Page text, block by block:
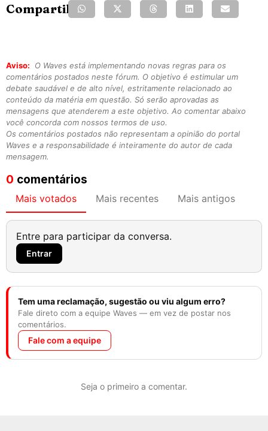
Compartilhe:
Aviso:
O Waves está implementando novas regras para os
comentários postados neste fórum. O objetivo é estimular um
debate saudável e de alto nível, estritamente relacionado ao
conteúdo da matéria em questão. Só serão aprovadas as
mensagens que atenderem a este objetivo. Ao comentar abaixo
você concorda com nossos termos de uso.
Os comentários postados não representam a opinião do portal
Waves e a responsabilidade é inteiramente do autor de cada
mensagem.
0 comentários
Mais votados Mais recentes Mais antigos
Entre para participar da conversa.
Entrar
Tem uma reclamação, sugestão ou viu algum erro?
Fale direto com a equipe Waves — em vez de postar nos
comentários.
Fale com a equipe
Seja o primeiro a comentar.